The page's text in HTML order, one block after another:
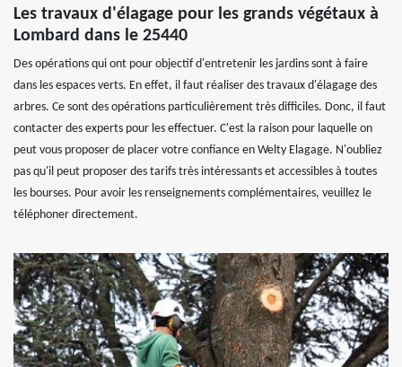
Les travaux d'élagage pour les grands végétaux à
Lombard dans le 25440
Des opérations qui ont pour objectif d'entretenir les jardins sont à faire
dans les espaces verts. En effet, il faut réaliser des travaux d'élagage des
arbres. Ce sont des opérations particulièrement très difficiles. Donc, il faut
contacter des experts pour les effectuer. C'est la raison pour laquelle on
peut vous proposer de placer votre confiance en Welty Elagage. N'oubliez
pas qu'il peut proposer des tarifs très intéressants et accessibles à toutes
les bourses. Pour avoir les renseignements complémentaires, veuillez le
téléphoner directement.